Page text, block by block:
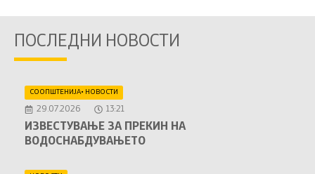
ПОСЛЕДНИ НОВОСТИ
СООПШТЕНИЈА• НОВОСТИ
29.07.2026 13:21
ИЗВЕСТУВАЊЕ ЗА ПРЕКИН НА
ВОДОСНАБДУВАЊЕТО